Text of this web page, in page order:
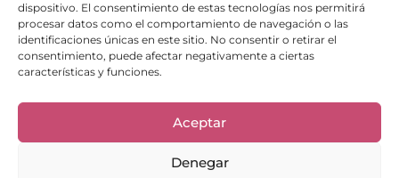
dispositivo. El consentimiento de estas tecnologías nos permitirá
procesar datos como el comportamiento de navegación o las
identificaciones únicas en este sitio. No consentir o retirar el
consentimiento, puede afectar negativamente a ciertas
características y funciones.
Aceptar
Denegar
Enlaces de interés
Bienvenid@
Cuidados del calzado
Cuidados del bolso
Mi cuenta